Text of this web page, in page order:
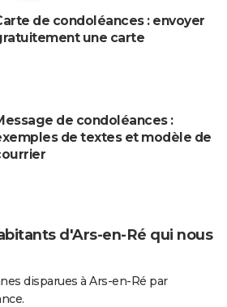
de condoléances : envoyer
une carte
de condoléances :
de textes et modèle de
d'Ars-en-Ré qui nous
disparues à Ars-en-Ré par